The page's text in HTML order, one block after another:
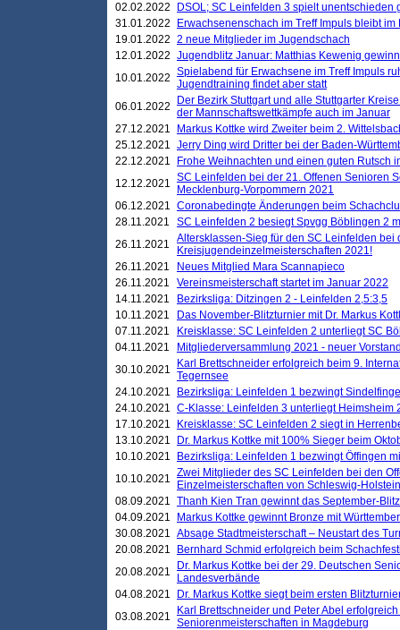
02.02.2022
DSOL; SC Leinfelden 3 spielt unentschieden
31.01.2022
Erwachsenenschach im Treff Impuls bleibt
19.01.2022 2 neue Mitglieder im Jugendschach
12.01.2022 Jugendblitz Januar: Matthias Kewenig
10.01.2022 Spielabend für Erwachsene im Treff Impuls
Jugendtraining findet aber statt
06.01.2022
Der Bezirk Stuttgart und alle Stuttgarter
der Mannschaftswettkämpfe auch im Januar
27.12.2021
Markus Kottke wird Zweiter beim 2.
25.12.2021 Jerry Ding wird Dritter bei der Baden-
22.12.2021
Frohe Weihnachten und einen guten Rutsch
12.12.2021 SC Leinfelden bei der 21. Offenen Senioren
Mecklenburg-Vorpommern 2021
06.12.2021 Coronabedingte Änderungen beim
28.11.2021
SC Leinfelden 2 besiegt Spvgg Böblingen 2
26.11.2021
Altersklassen-Sieg für den SC Leinfelden bei
Kreisjugendeinzelmeisterschaften 2021!
26.11.2021
Neues Mitglied Mara Scannapieco
26.11.2021
Vereinsmeisterschaft startet im Januar 2022
14.11.2021
Bezirksliga: Ditzingen 2 - Leinfelden 2,5:3,5
10.11.2021
Das November-Blitzturnier mit Dr. Markus
07.11.2021
Kreisklasse: SC Leinfelden 2 unterliegt SC
04.11.2021
Mitgliederversammlung 2021 - neuer
30.10.2021
Karl Brettschneider erfolgreich beim 9.
Tegernsee
24.10.2021
Bezirksliga: Leinfelden 1 bezwingt
24.10.2021 C-Klasse: Leinfelden 3 unterliegt Heimsheim
17.10.2021
Kreisklasse: SC Leinfelden 2 siegt in
13.10.2021
Dr. Markus Kottke mit 100% Sieger beim
10.10.2021
Bezirksliga: Leinfelden 1 bezwingt Öffingen
10.10.2021 Zwei Mitglieder des SC Leinfelden bei den
Einzelmeisterschaften von Schleswig-
08.09.2021 Thanh Kien Tran gewinnt das September-
04.09.2021
Markus Kottke gewinnt Bronze mit
30.08.2021 Absage Stadtmeisterschaft – Neustart des
20.08.2021
Bernhard Schmid erfolgreich beim
20.08.2021
Dr. Markus Kottke bei der 29. Deutschen
Landesverbände
04.08.2021
Dr. Markus Kottke siegt beim ersten
03.08.2021
Karl Brettschneider und Peter Abel
Seniorenmeisterschaften in Magdeburg